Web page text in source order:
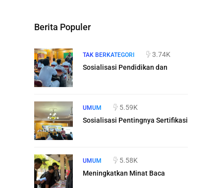
Berita Populer
TAK BERKATEGORI
3.74K
Sosialisasi Pendidikan dan
UMUM
5.59K
Sosialisasi Pentingnya Sertifikasi
UMUM
5.58K
Meningkatkan Minat Baca